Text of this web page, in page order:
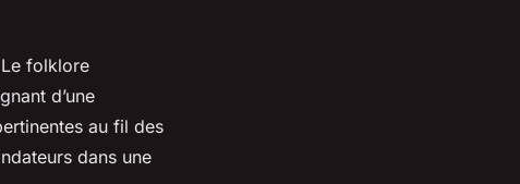
folklore
d’une
au fil des
dans une